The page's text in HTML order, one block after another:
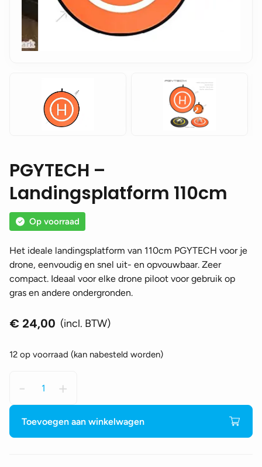
PGYTECH –
Landingsplatform 110cm
Op voorraad
Het ideale landingsplatform van 110cm PGYTECH voor je
drone, eenvoudig en snel uit- en opvouwbaar. Zeer
compact. Ideaal voor elke drone piloot voor gebruik op
gras en andere ondergronden.
€ 24,00 (incl. BTW)
12 op voorraad (kan nabesteld worden)
-
Landingsplatform
110cm
aantal
+
Toevoegen aan winkelwagen